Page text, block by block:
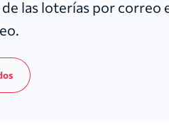
de las loterías por